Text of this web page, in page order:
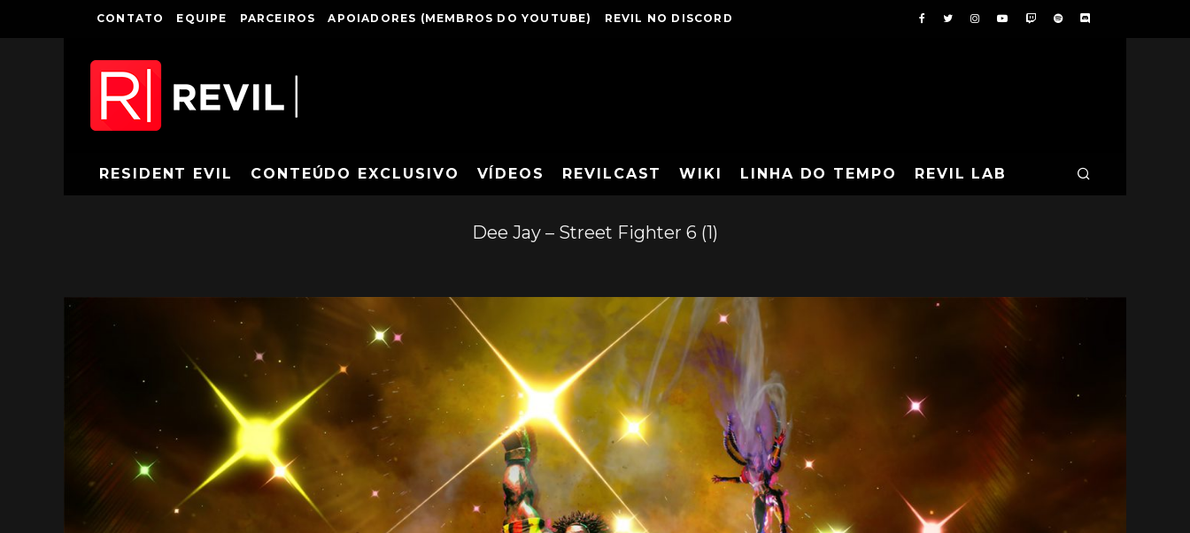
CONTATO EQUIPE PARCEIROS APOIADORES (MEMBROS DO YOUTUBE) REVIL NO DISCORD
RESIDENT EVIL CONTEÚDO EXCLUSIVO VÍDEOS REVILCAST WIKI LINHA DO TEMPO REVIL LAB
Dee Jay – Street Fighter 6 (1)